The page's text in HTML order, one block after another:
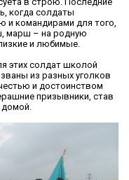
когда солдаты
и командирами для того,
марш – на родную
и любимые.
этих солдат школой
из разных уголков
и достоинством
призывники, став